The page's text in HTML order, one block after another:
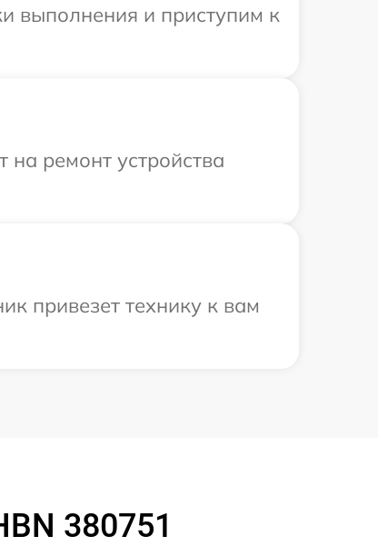
выполнения и приступим к
ремонт устройства
привезет технику к вам
380751